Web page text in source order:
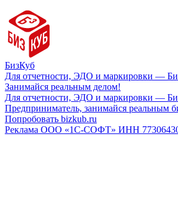
БизКуб
Для отчетности, ЭДО и маркировки —
Занимайся реальным делом!
Для отчетности, ЭДО и маркировки —
Предприниматель, занимайся реальным
Попробовать bizkub.ru
Реклама ООО «1С-СОФТ» ИНН